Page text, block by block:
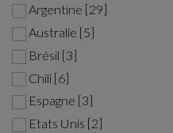
Argentine [29]
Australie [5]
Brésil [3]
Chili [6]
Espagne [3]
Etats Unis [2]